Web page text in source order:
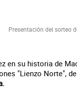
Presentación del sorteo
en su historia de
"Lienzo Norte",